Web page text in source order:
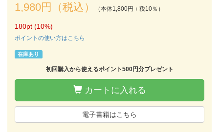
1,980円（税込） （本体1,800円＋税10％）
180pt (10%)
ポイントの使い方はこちら
在庫あり
初回購入から使えるポイント500円分プレゼント
カートに入れる
電子書籍はこちら